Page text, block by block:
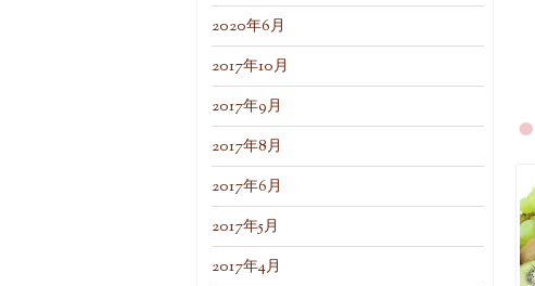
2020年6月
2017年10月
2017年9月
2017年8月
2017年6月
2017年5月
2017年4月